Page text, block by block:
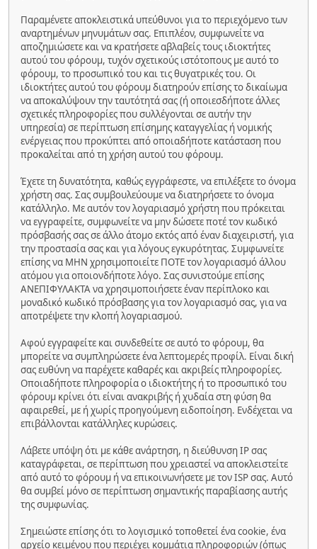
Παραμένετε αποκλειστικά υπεύθυνοι για το περιεχόμενο των
αναρτημένων μηνυμάτων σας. Επιπλέον, συμφωνείτε να
αποζημιώσετε και να κρατήσετε αβλαβείς τους ιδιοκτήτες
αυτού του φόρουμ, τυχόν σχετικούς ιστότοπους με αυτό το
φόρουμ, το προσωπικό του και τις θυγατρικές του. Οι
ιδιοκτήτες αυτού του φόρουμ διατηρούν επίσης το δικαίωμα
να αποκαλύψουν την ταυτότητά σας (ή οποιεσδήποτε άλλες
σχετικές πληροφορίες που συλλέγονται σε αυτήν την
υπηρεσία) σε περίπτωση επίσημης καταγγελίας ή νομικής
ενέργειας που προκύπτει από οποιαδήποτε κατάσταση που
προκαλείται από τη χρήση αυτού του φόρουμ.
Έχετε τη δυνατότητα, καθώς εγγράφεστε, να επιλέξετε το όνομα
χρήστη σας. Σας συμβουλεύουμε να διατηρήσετε το όνομα
κατάλληλο. Με αυτόν τον λογαριασμό χρήστη που πρόκειται
να εγγραφείτε, συμφωνείτε να μην δώσετε ποτέ τον κωδικό
πρόσβασής σας σε άλλο άτομο εκτός από έναν διαχειριστή, για
την προστασία σας και για λόγους εγκυρότητας. Συμφωνείτε
επίσης να ΜΗΝ χρησιμοποιείτε ΠΟΤΕ τον λογαριασμό άλλου
ατόμου για οποιονδήποτε λόγο. Σας συνιστούμε επίσης
ΑΝΕΠΙΦΥΛΑΚΤΑ να χρησιμοποιήσετε έναν περίπλοκο και
μοναδικό κωδικό πρόσβασης για τον λογαριασμό σας, για να
αποτρέψετε την κλοπή λογαριασμού.
Αφού εγγραφείτε και συνδεθείτε σε αυτό το φόρουμ, θα
μπορείτε να συμπληρώσετε ένα λεπτομερές προφίλ. Είναι δική
σας ευθύνη να παρέχετε καθαρές και ακριβείς πληροφορίες.
Οποιαδήποτε πληροφορία ο ιδιοκτήτης ή το προσωπικό του
φόρουμ κρίνει ότι είναι ανακριβής ή χυδαία στη φύση θα
αφαιρεθεί, με ή χωρίς προηγούμενη ειδοποίηση. Ενδέχεται να
επιβάλλονται κατάλληλες κυρώσεις.
Λάβετε υπόψη ότι με κάθε ανάρτηση, η διεύθυνση IP σας
καταγράφεται, σε περίπτωση που χρειαστεί να αποκλειστείτε
από αυτό το φόρουμ ή να επικοινωνήσετε με τον ISP σας. Αυτό
θα συμβεί μόνο σε περίπτωση σημαντικής παραβίασης αυτής
της συμφωνίας.
Σημειώστε επίσης ότι το λογισμικό τοποθετεί ένα cookie, ένα
αρχείο κειμένου που περιέχει κομμάτια πληροφοριών (όπως